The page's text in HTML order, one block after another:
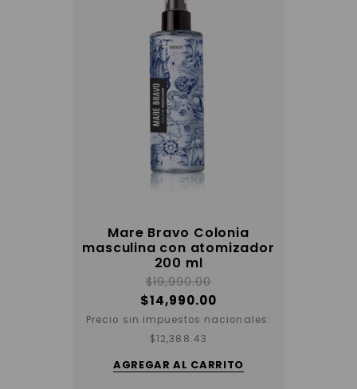
Mare Bravo Colonia
masculina con atomizador
200 ml
$19,990.00
$14,990.00
Precio sin impuestos nacionales:
$12,388.43
AGREGAR AL CARRITO